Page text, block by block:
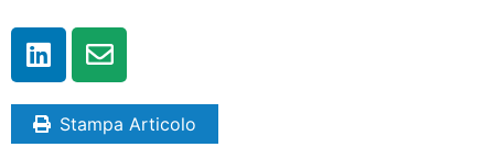
Stampa Articolo